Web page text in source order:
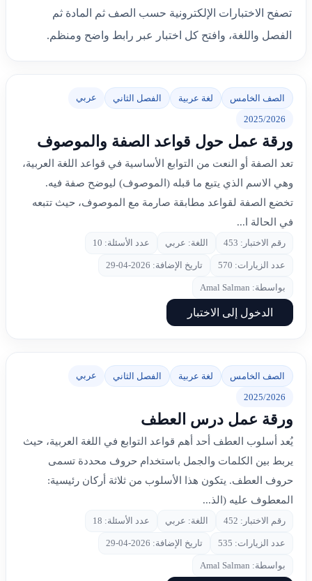
تصفح الاختبارات الإلكترونية حسب الصف ثم المادة ثم
الفصل واللغة، وافتح كل اختبار عبر رابط واضح ومنظم.
الصف الخامس لغة عربية الفصل الثاني عربي
2025/2026
ورقة عمل حول قواعد الصفة والموصوف
تعد الصفة أو النعت من التوابع الأساسية في قواعد اللغة العربية،
وهي الاسم الذي يتبع ما قبله (الموصوف) ليوضح صفة فيه.
تخضع الصفة لقواعد مطابقة صارمة مع الموصوف، حيث تتبعه
في الحالة ا...
رقم الاختبار: 453 اللغة: عربي عدد الأسئلة: 10
عدد الزيارات: 570 تاريخ الإضافة: 2026-04-29
بواسطة: Amal Salman
الدخول إلى الاختبار
الصف الخامس لغة عربية الفصل الثاني عربي
2025/2026
ورقة عمل درس العطف
يُعد أسلوب العطف أحد أهم قواعد التوابع في اللغة العربية، حيث
يربط بين الكلمات والجمل باستخدام حروف محددة تسمى
حروف العطف. يتكون هذا الأسلوب من ثلاثة أركان رئيسية:
المعطوف عليه (الذ...
رقم الاختبار: 452 اللغة: عربي عدد الأسئلة: 18
عدد الزيارات: 535 تاريخ الإضافة: 2026-04-29
بواسطة: Amal Salman